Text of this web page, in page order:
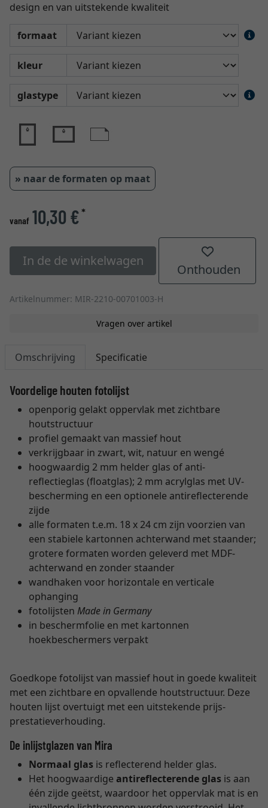
design en van uitstekende kwaliteit
formaat
kleur
glastype
» naar de formaten op maat
vanaf 10,30 €*
In de de winkelwagen
Onthouden
Artikelnummer: MIR-2210-00701003-H
Vragen over artikel
Omschrijving Specificatie
Voordelige houten fotolijst
openporig gelakt oppervlak met zichtbare
houtstructuur
profiel gemaakt van massief hout
verkrijgbaar in zwart, wit, natuur en wengé
hoogwaardig 2 mm helder glas of anti-
reflectieglas (floatglas); 2 mm acrylglas met UV-
bescherming en een optionele antireflecterende
zijde
alle formaten t.e.m. 18 x 24 cm zijn voorzien van
een stabiele kartonnen achterwand met staander;
grotere formaten worden geleverd met MDF-
achterwand en zonder staander
wandhaken voor horizontale en verticale
ophanging
fotolijsten Made in Germany
in beschermfolie en met kartonnen
hoekbeschermers verpakt
Goedkope fotolijst van massief hout in goede kwaliteit
met een zichtbare en opvallende houtstructuur. Deze
houten lijst overtuigt met een uitstekende prijs-
prestatieverhouding.
De inlijstglazen van Mira
Normaal glas is reflecterend helder glas.
Het hoogwaardige antireflecterende glas is aan
één zijde geëtst, waardoor het oppervlak mat is en